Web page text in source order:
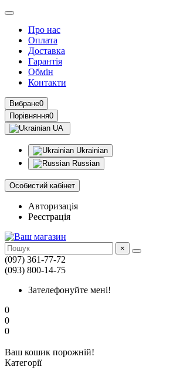
Про нас
Оплата
Доставка
Гарантія
Обмін
Контакти
Вибране0
Порівняння0
UA
Ukrainian
Russian
Особистий кабінет
Авторизація
Реєстрація
×
(097) 361-77-72
(093) 800-14-75
Зателефонуйте мені!
0
0
0
Ваш кошик порожній!
Категорії